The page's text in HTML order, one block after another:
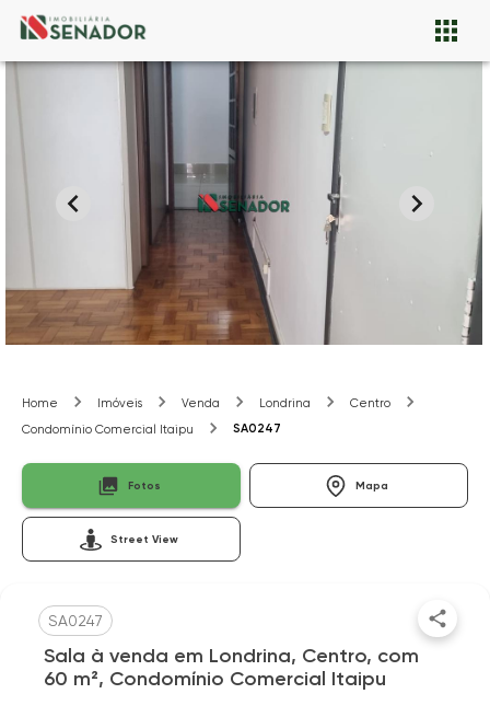
Home Imóveis Venda Londrina
Centro
Condomínio Comercial Itaipu
SA0247
Fotos Mapa
Street View
SA0247
Sala à venda em Londrina, Centro, com
60 m², Condomínio Comercial Itaipu